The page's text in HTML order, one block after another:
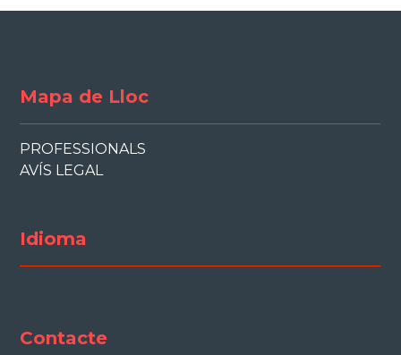
Mapa de Lloc
PROFESSIONALS
AVÍS LEGAL
Idioma
Contacte